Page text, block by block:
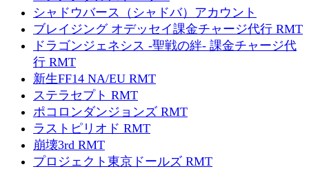
シャドウバース（シャドバ）アカウント
ブレイジング オデッセイ課金チャージ代行 RMT
ドラゴンジェネシス -聖戦の絆- 課金チャージ代
行 RMT
新生FF14 NA/EU RMT
ステラセプト RMT
ポコロンダンジョンズ RMT
ラストピリオド RMT
崩壊3rd RMT
プロジェクト東京ドールズ RMT